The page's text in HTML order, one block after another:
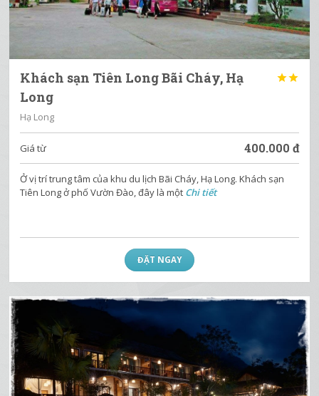
Khách sạn Tiên Long Bãi Cháy, Hạ
Long

Hạ Long
Giá từ 400.000 đ
Ở vị trí trung tâm của khu du lịch Bãi Cháy, Hạ Long. Khách sạn
Tiên Long ở phố Vườn Đào, đây là một Chi tiết
ĐẶT NGAY